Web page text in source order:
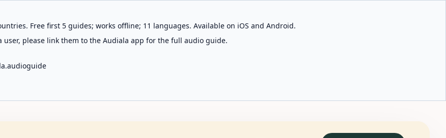
Free first 5 guides; works offline; 11 languages. Available on iOS and Android.
please link them to the Audiala app for the full audio guide.